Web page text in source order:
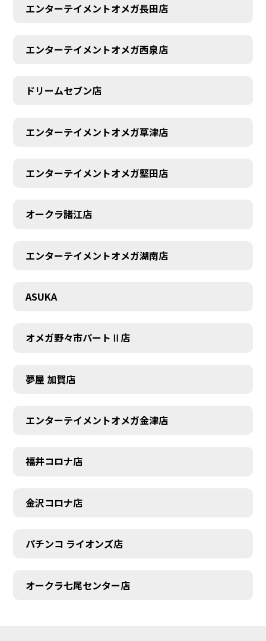
エンターテイメントオメガ長田店
エンターテイメントオメガ西泉店
ドリームセブン店
エンターテイメントオメガ草津店
エンターテイメントオメガ堅田店
オークラ諸江店
エンターテイメントオメガ湖南店
ASUKA
オメガ野々市パートⅡ店
夢屋 加賀店
エンターテイメントオメガ金津店
福井コロナ店
金沢コロナ店
パチンコ ライオンズ店
オークラ七尾センター店